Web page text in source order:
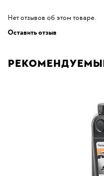
Нет отзывов об этом товаре.
Оставить отзыв